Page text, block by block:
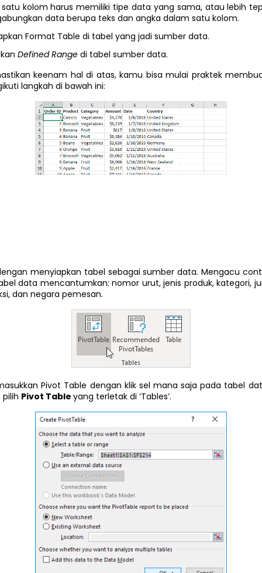
kolom harus memiliki tipe data yang sama, atau lebih
data berupa teks dan angka dalam satu kolom.
Format Table di tabel yang jadi sumber data.
Defined Range di tabel sumber data.
keenam hal di atas, kamu bisa mulai praktek
langkah di bawah ini:
menyiapkan tabel sebagai sumber data. Mengacu
data mencantumkan: nomor urut, jenis produk, kategori,
dan negara pemesan.
Pivot Table dengan klik sel mana saja pada tabel
pilih Pivot Table yang terletak di ‘Tables’.